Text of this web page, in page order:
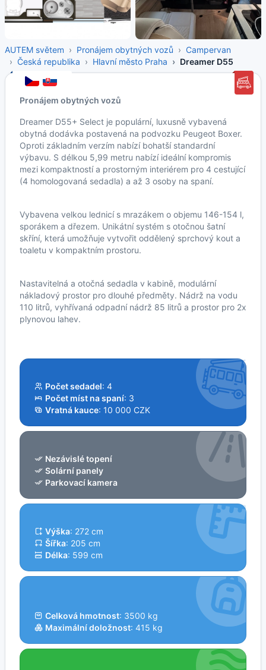
AUTEM světem Pronájem obytných vozů
Campervan
Česká republika
Hlavní město Praha Dreamer D55
Pronájem obytných vozů
Dreamer D55+ Select je populární, luxusně vybavená
obytná dodávka postavená na podvozku Peugeot Boxer.
Oproti základním verzím nabízí bohatší standardní
výbavu. S délkou 5,99 metru nabízí ideální kompromis
mezi kompaktností a prostorným interiérem pro 4 cestující
(4 homologovaná sedadla) a až 3 osoby na spaní.
Vybavena velkou lednicí s mrazákem o objemu 146-154 l,
sporákem a dřezem. Unikátní systém s otočnou šatní
skříní, která umožňuje vytvořit oddělený sprchový kout a
toaletu v kompaktním prostoru.
Nastavitelná a otočná sedadla v kabině, modulární
nákladový prostor pro dlouhé předměty. Nádrž na vodu
110 litrů, vyhřívaná odpadní nádrž 85 litrů a prostor pro 2x
plynovou lahev.
Počet sedadel: 4
Počet míst na spaní: 3
Vratná kauce: 10 000 CZK
Nezávislé topení
Solární panely
Parkovací kamera
Výška: 272 cm
Šířka: 205 cm
Délka: 599 cm
Celková hmotnost: 3500 kg
Maximální doložnost: 415 kg